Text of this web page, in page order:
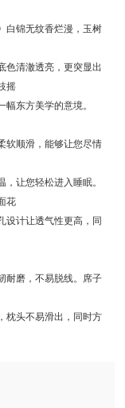
白锦无纹香烂漫，玉树
色清澈透亮，更突显出
摇
东方美学的意境。
软顺滑，能够让您尽情
让您轻松进入睡眠。
花
设计让透气性更高，同
耐磨，不易脱线。席子
枕头不易滑出，同时方